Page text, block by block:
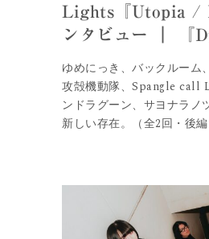
Lights『Utopia /
ンタビュー ｜ 『
ゆめにっき、バックルーム
攻殻機動隊、Spangle call
ンドラグーン、サヨナラノ
新しい存在。（全2回・後編